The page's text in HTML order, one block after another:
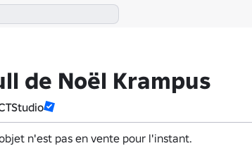
de Noël Krampus
n'est pas en vente pour l'instant.